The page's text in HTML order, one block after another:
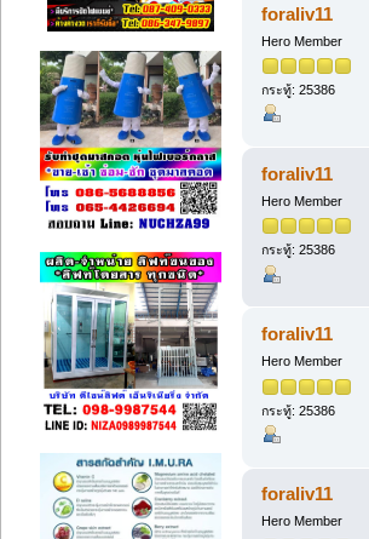
foraliv11
Hero Member
กระทู้: 25386
foraliv11
Hero Member
กระทู้: 25386
foraliv11
Hero Member
กระทู้: 25386
foraliv11
Hero Member